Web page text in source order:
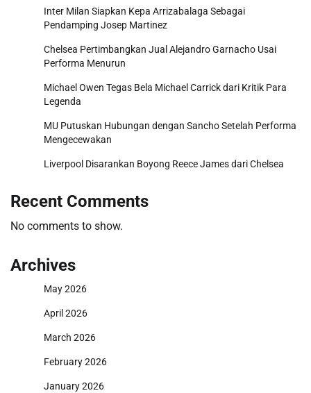
Inter Milan Siapkan Kepa Arrizabalaga Sebagai
Pendamping Josep Martinez
Chelsea Pertimbangkan Jual Alejandro Garnacho Usai
Performa Menurun
Michael Owen Tegas Bela Michael Carrick dari Kritik Para
Legenda
MU Putuskan Hubungan dengan Sancho Setelah Performa
Mengecewakan
Liverpool Disarankan Boyong Reece James dari Chelsea
Recent Comments
No comments to show.
Archives
May 2026
April 2026
March 2026
February 2026
January 2026